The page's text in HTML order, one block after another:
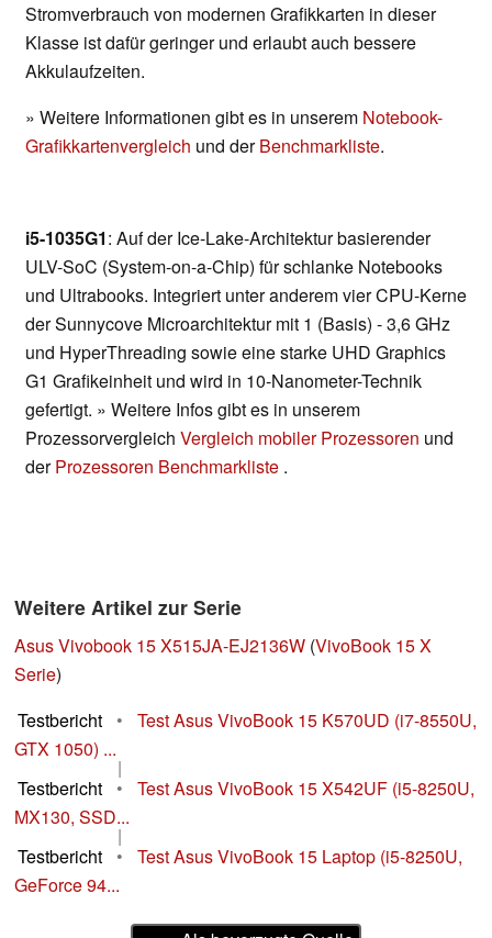
Stromverbrauch von modernen Grafikkarten in dieser
Klasse ist dafür geringer und erlaubt auch bessere
Akkulaufzeiten.
» Weitere Informationen gibt es in unserem Notebook-
Grafikkartenvergleich und derBenchmarkliste.
i5-1035G1: Auf der Ice-Lake-Architektur basierender
ULV-SoC (System-on-a-Chip) für schlanke Notebooks
und Ultrabooks. Integriert unter anderem vier CPU-Kerne
der Sunnycove Microarchitektur mit 1 (Basis) - 3,6 GHz
und HyperThreading sowie eine starke UHD Graphics
G1 Grafikeinheit und wird in 10-Nanometer-Technik
gefertigt. » Weitere Infos gibt es in unserem
Prozessorvergleich Vergleich mobiler Prozessoren und
derProzessoren Benchmarkliste .
Weitere Artikel zur Serie
Asus Vivobook 15 X515JA-EJ2136W (VivoBook 15 X
Serie)
Testbericht
•
Test Asus VivoBook 15 K570UD (i7-8550U,
GTX 1050) ...
|
Testbericht
•
Test Asus VivoBook 15 X542UF (i5-8250U,
MX130, SSD...
|
Testbericht
•
Test Asus VivoBook 15 Laptop (i5-8250U,
GeForce 94...